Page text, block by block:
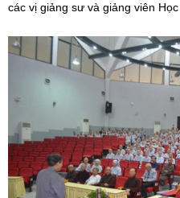
các vị giảng sư và giảng viên Học